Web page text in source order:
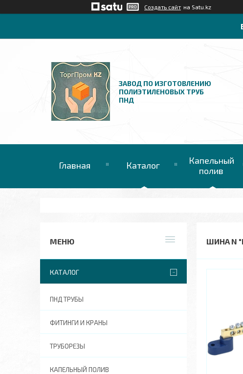
Создать сайт на Satu.kz
ЗАВОД ПО ИЗГОТОВЛЕНИЮ
ПОЛИЭТИЛЕНОВЫХ ТРУБ
ПНД
Главная Каталог
Капельный
полив
ШИНА N
КАТАЛОГ
ПНД ТРУБЫ
ФИТИНГИ И КРАНЫ
ТРУБОРЕЗЫ
КАПЕЛЬНЫЙ ПОЛИВ